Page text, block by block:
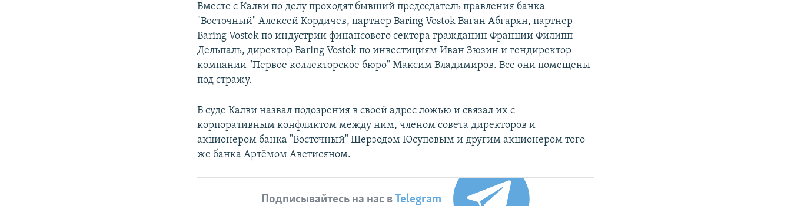
Вместе с Калви по делу проходят бывший председатель правления банка
"Восточный" Алексей Кордичев, партнер Вaring Vostok Ваган Абгарян, партнер
Вaring Vostok по индустрии финансового сектора гражданин Франции Филипп
Дельпаль, директор Вaring Vostok по инвестициям Иван Зюзин и гендиректор
компании "Первое коллекторское бюро" Максим Владимиров. Все они помещены
под стражу.
В суде Калви назвал подозрения в своей адрес ложью и связал их с
корпоративным конфликтом между ним, членом совета директоров и
акционером банка "Восточный" Шерзодом Юсуповым и другим акционером того
же банка Артёмом Аветисяном.
Подписывайтесь на нас вTelegram